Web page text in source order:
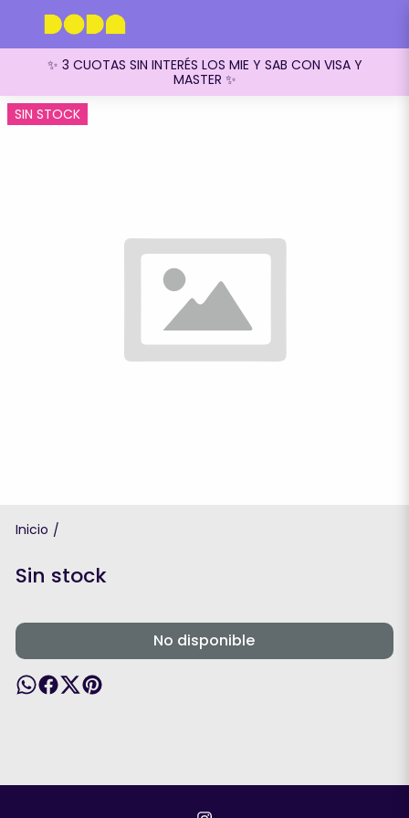
✨ 3 CUOTAS SIN INTERÉS LOS MIE Y SAB CON VISA Y
MASTER ✨
SIN STOCK
Inicio /
Sin stock
No disponible